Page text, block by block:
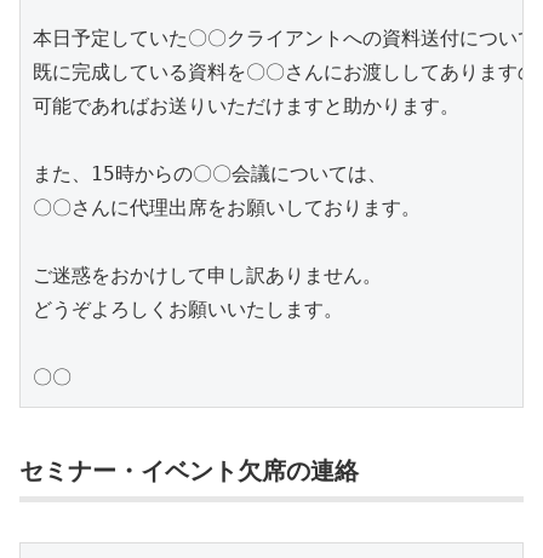
本日予定していた〇〇クライアントへの資料送付について
既に完成している資料を〇〇さんにお渡ししてありますの
可能であればお送りいただけますと助かります。
また、15時からの〇〇会議については、
〇〇さんに代理出席をお願いしております。
ご迷惑をおかけして申し訳ありません。
どうぞよろしくお願いいたします。
〇〇
セミナー・イベント欠席の連絡